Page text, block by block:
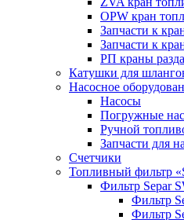
OPW кран
Запчасти к
Запчасти к
РП краны
Катушки для
Насосное
Насосы
Погружные
Ручной
Запчасти для
Счетчики
Топливный фильтр
Фильтр Separ
Фильтр
Фильтр